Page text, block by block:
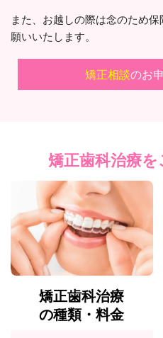
また、お越しの際は念のため
願いいたします。
矯正相談のお
矯正歯科治療を
矯正歯科治療
の種類・料金